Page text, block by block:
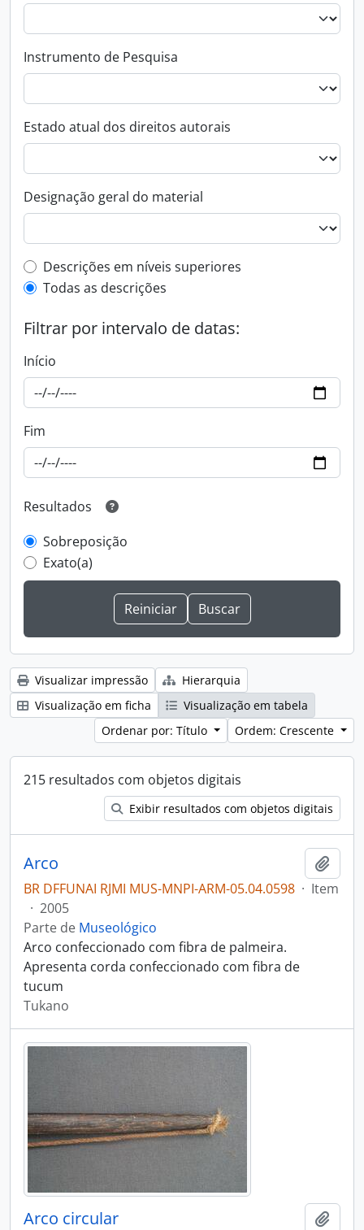
Instrumento de Pesquisa
Estado atual dos direitos autorais
Designação geral do material
Filtro de descrição de nível superior
Descrições em níveis superiores
Todas as descrições
Filtrar por intervalo de datas:
Início
Fim
Resultados
Sobreposição
Exato(a)
Visualizar impressão
Hierarquia
Visualização em ficha
Visualização em tabela
Ordenar por: Título
Ordem: Crescente
215 resultados com objetos digitais
Exibir resultados com objetos digitais
Arco
BR DFFUNAI RJMI MUS-MNPI-ARM-05.04.0598 · Item
· 2005
Parte de Museológico
Arco confeccionado com fibra de palmeira.
Apresenta corda confeccionado com fibra de
tucum
Tukano
Arco circular